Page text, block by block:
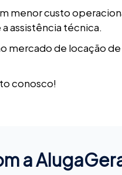
menor custo
assistência técnica.
mercado de locação
conosco!
a